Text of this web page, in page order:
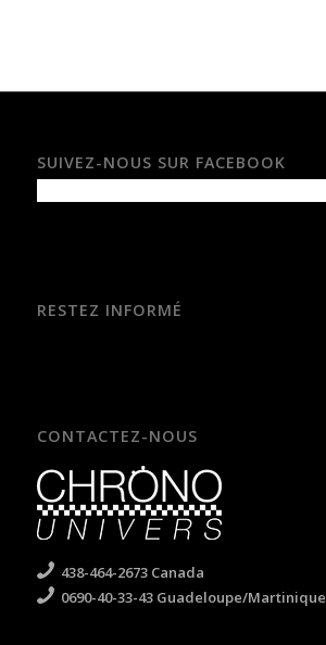
SUIVEZ-NOUS SUR FACEBOOK
RESTEZ INFORMÉ
CONTACTEZ-NOUS
438-464-2673 Canada
0690-40-33-43 Guadeloupe/Martinique